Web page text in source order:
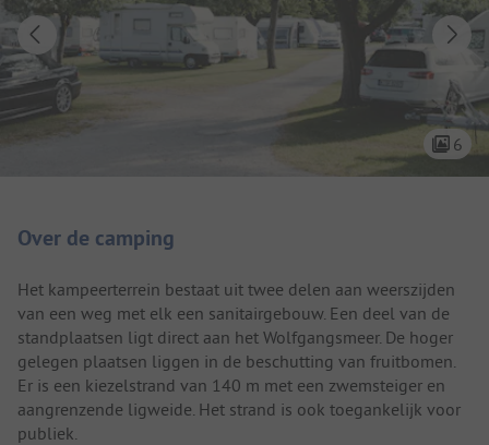
6
Over de camping
Het kampeerterrein bestaat uit twee delen aan weerszijden
van een weg met elk een sanitairgebouw. Een deel van de
standplaatsen ligt direct aan het Wolfgangsmeer. De hoger
gelegen plaatsen liggen in de beschutting van fruitbomen.
Er is een kiezelstrand van 140 m met een zwemsteiger en
aangrenzende ligweide. Het strand is ook toegankelijk voor
publiek.